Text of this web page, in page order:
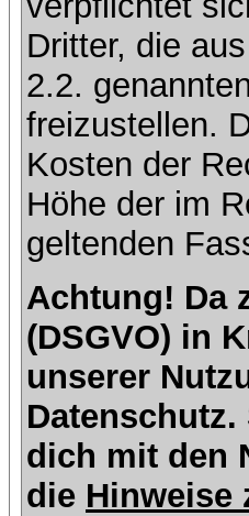
Dritter, die
2.2.
freizustellen.
Kosten der
Höhe der im
geltenden
Achtung! Da
(DSGVO) in
unserer
dich mit den
die Hinweise